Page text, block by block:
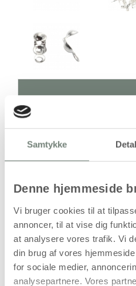
Samtykke
Denne hjemmeside
Vi bruger cookies til at
annoncer, til at vise dig
at analysere vores trafik. Vi
din brug af vores
for sociale medier,
analysepartnere. Vores
stk
Læg